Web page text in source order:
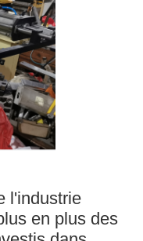
l'industrie
en plus des